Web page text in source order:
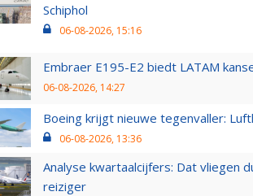
Schiphol
06-08-2026, 15:16
Embraer E195-E2 biedt LATAM
06-08-2026, 14:27
Boeing krijgt nieuwe tegenvaller:
06-08-2026, 13:36
Analyse kwartaalcijfers: Dat vliegen
reiziger